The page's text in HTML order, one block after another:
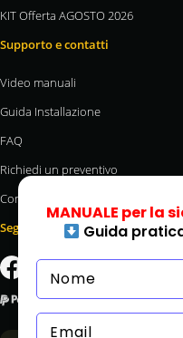
KIT Offerta AGOSTO 2026
Supporto e contatti
Video manuali
Guida Installazione
FAQ
Richiedi un preventivo
Contatti
Seguici
MANUALE per la
Guida